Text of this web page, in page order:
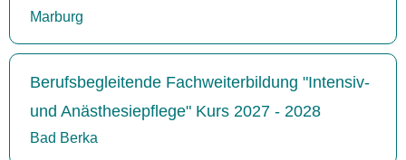
Marburg
Berufsbegleitende Fachweiterbildung "Intensiv-
und Anästhesiepflege" Kurs 2027 - 2028
Bad Berka